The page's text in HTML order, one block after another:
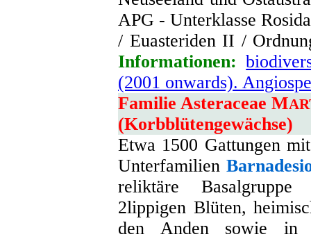
APG - Unterklasse
/ Euasteriden II /
Informationen:
(2001 onwards).
Familie Asteraceae M
(Korbblütengewächse)
Etwa 1500 Gattungen
Unterfamilien
reliktäre
2lippigen Blüten,
den Anden sowie in